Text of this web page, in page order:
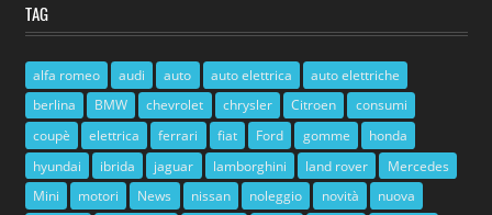
TAG
alfa romeo audi auto auto elettrica
auto elettriche
berlina
BMW chevrolet chrysler Citroen
consumi
coupè
elettrica ferrari fiat Ford gomme
honda
hyundai
ibrida jaguar lamborghini land rover
Mercedes
Mini
motori News nissan noleggio novità
nuova